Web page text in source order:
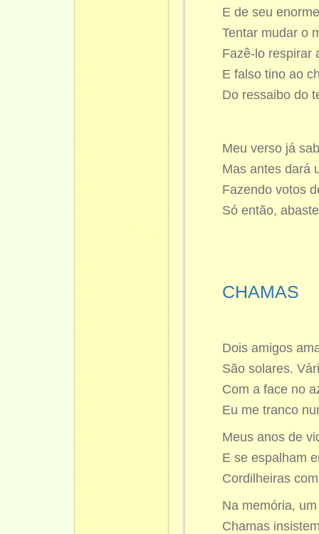
E de seu
Tentar mudar o
Fazê-lo respirar
E falso tino ao
Do ressaibo do
Meu verso já
Mas antes dará
Fazendo votos
Só então,
CHAMAS
Dois amigos
São solares.
Com a face no
Eu me tranco
Meus anos de
E se espalham
Cordilheiras
Na memória,
Chamas